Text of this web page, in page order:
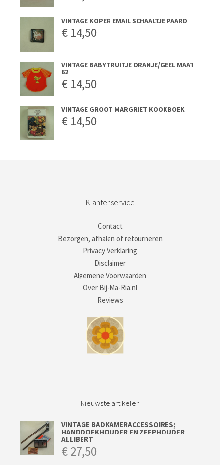
VINTAGE KOPER EMAIL SCHAALTJE PAARD
€ 14,50
VINTAGE BABYTRUITJE ORANJE/GEEL MAAT
62
€ 14,50
VINTAGE GROOT MARGRIET KOOKBOEK
€ 14,50
Klantenservice
Contact
Bezorgen, afhalen of retourneren
Privacy Verklaring
Disclaimer
Algemene Voorwaarden
Over Bij-Ma-Ria.nl
Reviews
Nieuwste artikelen
VINTAGE BADKAMERACCESSOIRES;
HANDDOEKHOUDER EN ZEEPHOUDER
ALLIBERT
€27,50